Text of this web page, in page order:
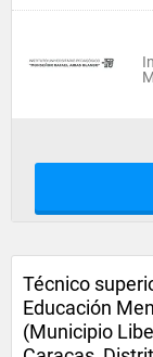
Técnico
Educación
(Municipio